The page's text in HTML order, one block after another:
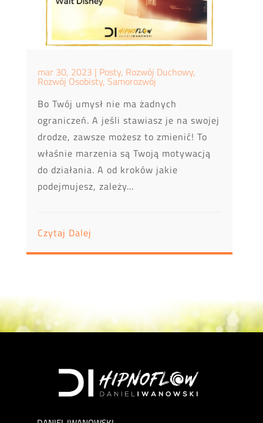
mar 30, 2023 | Posty, Rozwój Duchowy,
Rozwój Osobisty, Samorozwój
Bo Twój umysł nie ma żadnych
ograniczeń. A jeśli stawiasz je na swojej
drodze, zawsze możesz to zmienić! To
właśnie marzenia są Twoją motywacją
do działania. A od kroków jakie
podejmujesz, zależy...
Czytaj Dalej